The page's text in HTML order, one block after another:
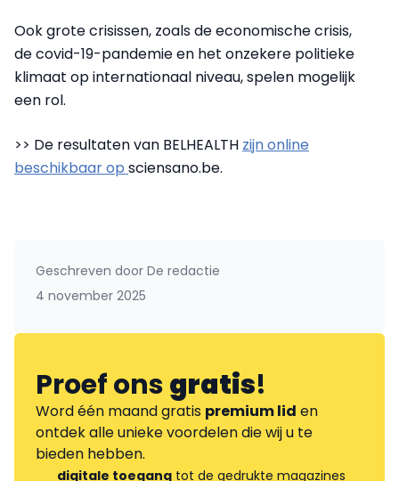
Ook grote crisissen, zoals de economische crisis,
de covid-19-pandemie en het onzekere politieke
klimaat op internationaal niveau, spelen mogelijk
een rol.
>> De resultaten van BELHEALTH zijn online
beschikbaar op sciensano.be.
Geschreven door De redactie
4 november 2025
Proef onsgratis!
Word één maand gratis premium lid en
ontdek alle unieke voordelen die wij u te
bieden hebben.
digitale toegang tot de gedrukte magazines